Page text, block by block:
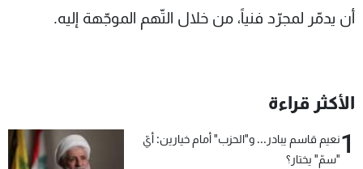
أن يدمّر لمجرّد فنياً، من خلال التّهم الموجّهة إليه.
الأكثر قراءة
1نعيم قاسم يبادر... و"الحزب" أمام خيارين: أيّ
"سمّ" يختار؟